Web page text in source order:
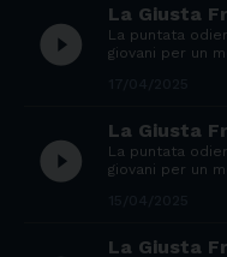
play_circle_filled
La Giusta
La puntata
giovani per un
play_circle_filled
La Giusta
La puntata
giovani per un
La Giusta